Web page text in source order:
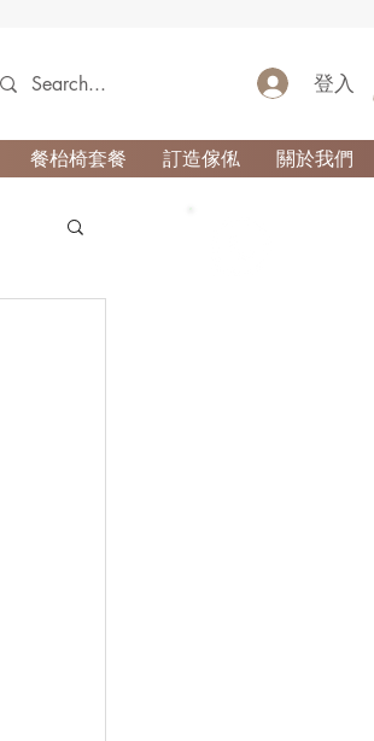
登入
餐枱椅套餐 訂造傢俬 關於我們